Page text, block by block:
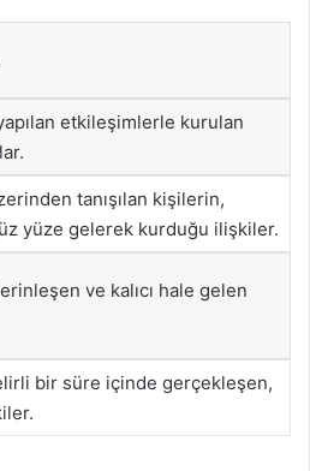
etkileşimlerle kurulan
tanışılan kişilerin,
yüze gelerek kurduğu ilişkiler.
ve kalıcı hale gelen
bir süre içinde gerçekleşen,